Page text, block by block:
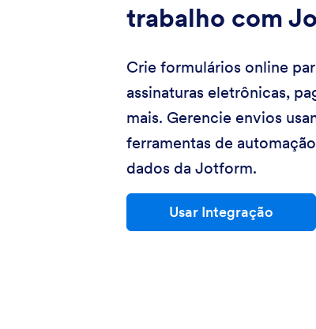
trabalho com
Crie formulários online
assinaturas eletrônicas,
mais. Gerencie envios
ferramentas de
dados da Jotform.
Usar Integração